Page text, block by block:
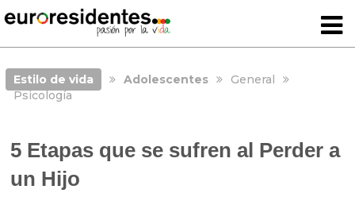
Estilo de vida Adolescentes
General
Psicología
5 Etapas que se sufren al Perder a
un Hijo